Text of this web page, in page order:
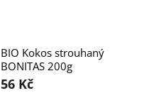
BIO Kokos strouhaný
BONITAS 200g
56 Kč